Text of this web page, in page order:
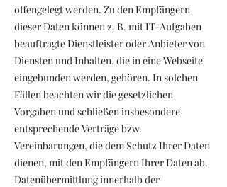
offengelegt werden. Zu den Empfängern
dieser Daten können z. B. mit IT-Aufgaben
beauftragte Dienstleister oder Anbieter von
Diensten und Inhalten, die in eine Webseite
eingebunden werden, gehören. In solchen
Fällen beachten wir die gesetzlichen
Vorgaben und schließen insbesondere
entsprechende Verträge bzw.
Vereinbarungen, die dem Schutz Ihrer Daten
dienen, mit den Empfängern Ihrer Daten ab.
Datenübermittlung innerhalb der